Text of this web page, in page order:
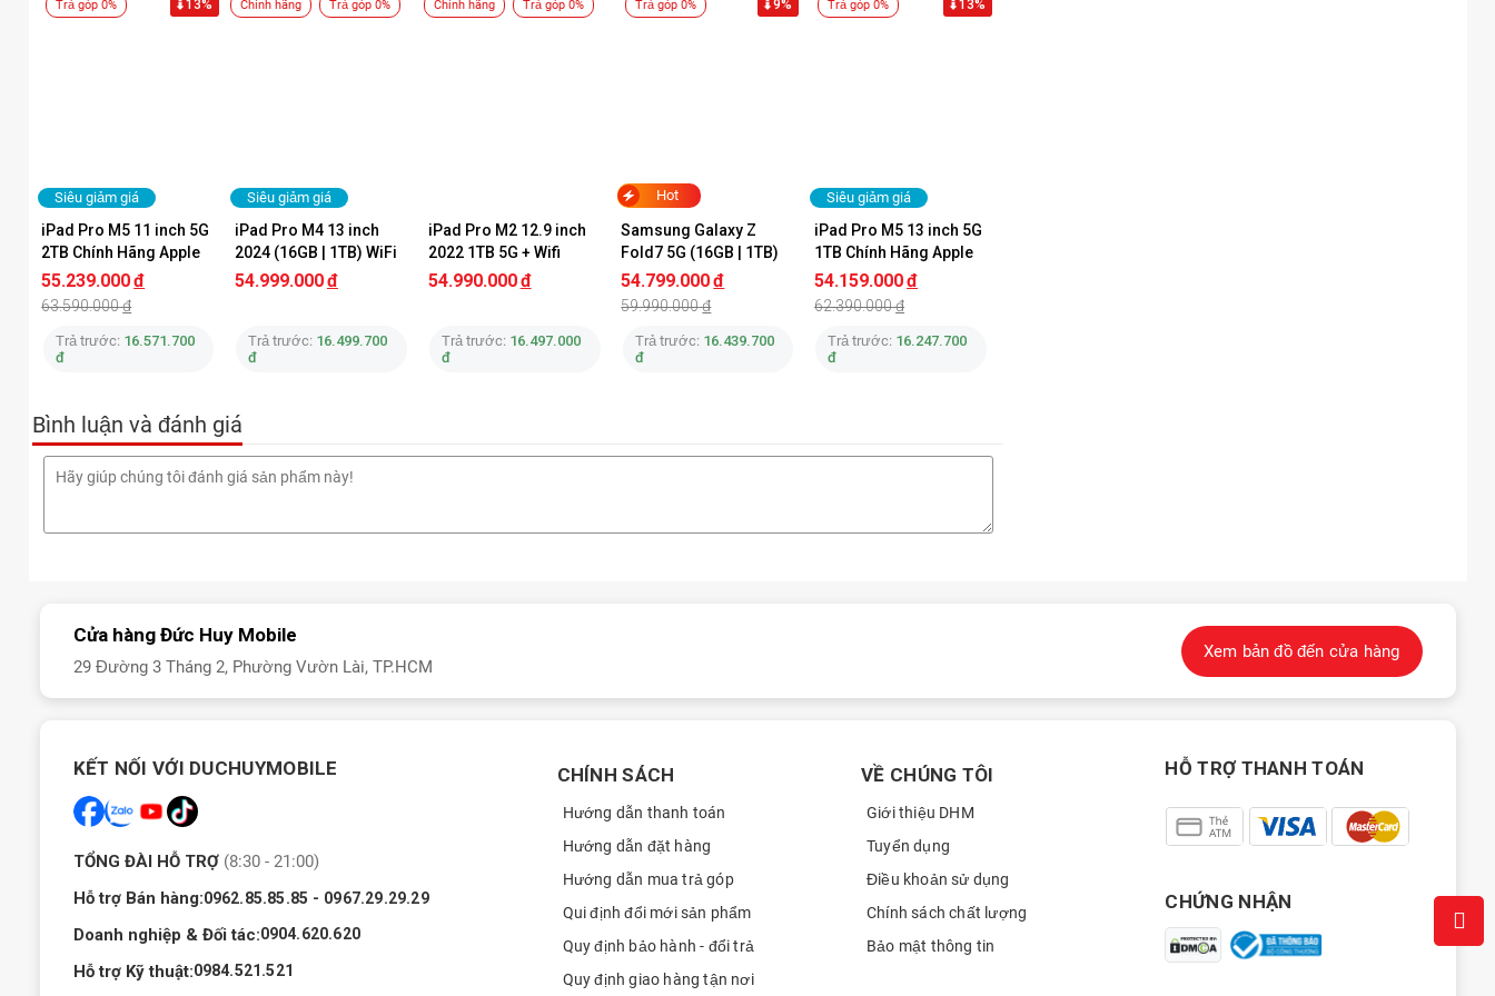
Trả góp 0% 13%
Siêu giảm giá
iPad Pro M5 11 inch 5G
2TB Chính Hãng Apple
55.239.000đ
63.590.000đ
Trả trước: 16.571.700
đ
Chính hãng Trả góp 0%
Siêu giảm giá
iPad Pro M4 13 inch
2024 (16GB | 1TB) WiFi
Chính Hãng Apple
54.999.000đ
Trả trước: 16.499.700
đ
Chính hãng Trả góp 0%
iPad Pro M2 12.9 inch
2022 1TB 5G + Wifi
Chính Hãng Apple
54.990.000đ
Trả trước: 16.497.000
đ
Trả góp 0% 9%
Hot
Samsung Galaxy Z
Fold7 5G (16GB | 1TB)
Chính Hãng
54.799.000đ
59.990.000đ
Trả trước: 16.439.700
đ
Trả góp 0% 13%
Siêu giảm giá
iPad Pro M5 13 inch 5G
1TB Chính Hãng Apple
54.159.000đ
62.390.000đ
Trả trước: 16.247.700
đ
Bình luận và đánh giá
Cửa hàng Đức Huy Mobile
29 Đường 3 Tháng 2, Phường Vườn Lài, TP.HCM
Xem bản đồ đến cửa hàng
KẾT NỐI VỚI DUCHUYMOBILE
TỔNG ĐÀI HỖ TRỢ (8:30 - 21:00)
Hỗ trợ Bán hàng:0962.85.85.85 - 0967.29.29.29
Doanh nghiệp & Đối tác:0904.620.620
Hỗ trợ Kỹ thuật:0984.521.521
CHÍNH SÁCH
Hướng dẫn thanh toán
Hướng dẫn đặt hàng
Hướng dẫn mua trả góp
Qui định đổi mới sản phẩm
Quy định bảo hành - đổi trả
Quy định giao hàng tận nơi
VỀ CHÚNG TÔI
Giới thiệu DHM
Tuyển dụng
Điều khoản sử dụng
Chính sách chất lượng
Bảo mật thông tin
HỖ TRỢ THANH TOÁN
CHỨNG NHẬN